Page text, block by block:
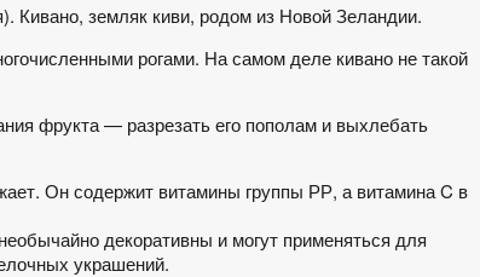
Кивано, земляк киви, родом из Новой Зеландии.
рогами. На самом деле кивано не такой
фрукта — разрезать его пополам и выхлебать
Он содержит витамины группы РР, а витамина C в
декоративны и могут применяться для
украшений.